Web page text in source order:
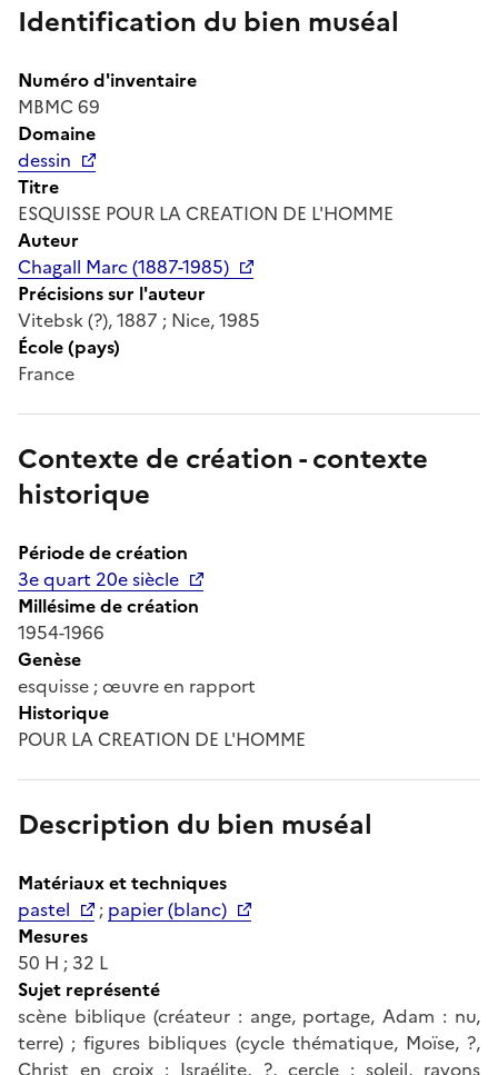
Identification du bien muséal
Numéro d'inventaire
MBMC 69
Domaine
dessin
Titre
ESQUISSE POUR LA CREATION DE L'HOMME
Auteur
Chagall Marc (1887-1985)
Précisions sur l'auteur
Vitebsk (?), 1887 ; Nice, 1985
École (pays)
France
Contexte de création - contexte
historique
Période de création
3e quart 20e siècle
Millésime de création
1954-1966
Genèse
esquisse ; œuvre en rapport
Historique
POUR LA CREATION DE L'HOMME
Description du bien muséal
Matériaux et techniques
pastel
; papier (blanc)
Mesures
50 H ; 32 L
Sujet représenté
scène biblique (créateur : ange, portage, Adam : nu,
terre) ; figures bibliques (cycle thématique, Moïse, ?,
Christ en croix : Israélite, ?, cercle : soleil, rayons